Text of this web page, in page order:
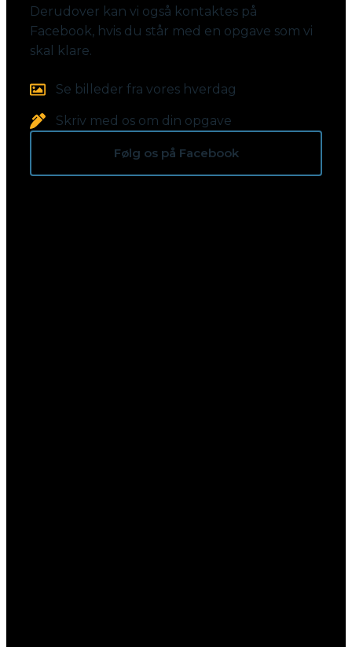
Derudover kan vi også kontaktes på
Facebook, hvis du står med en opgave som vi
skal klare.
Se billeder fra vores hverdag
Skriv med os om din opgave
Følg os på Facebook